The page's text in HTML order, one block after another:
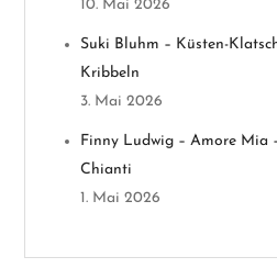
10. Mai 2026
Suki Bluhm – Küsten-
Kribbeln
3. Mai 2026
Finny Ludwig – Amore Mia
Chianti
1. Mai 2026